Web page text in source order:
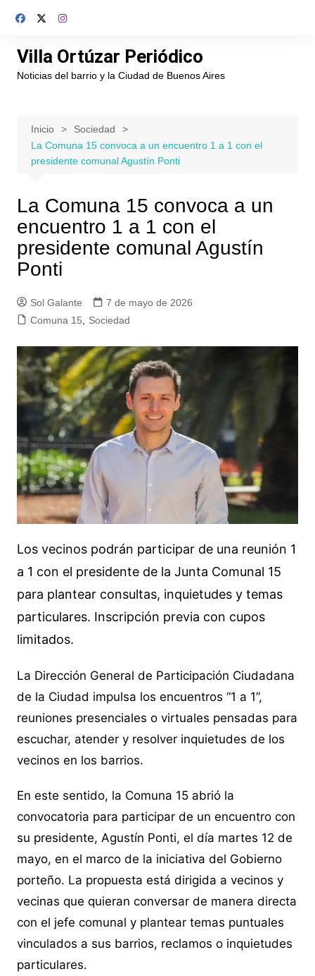
Villa Ortúzar Periódico
Noticias del barrio y la Ciudad de Buenos Aires
Inicio
Sociedad
La Comuna 15 convoca a un encuentro 1 a 1 con el
presidente comunal Agustín Ponti
La Comuna 15 convoca a un
encuentro 1 a 1 con el
presidente comunal Agustín
Ponti
Sol Galante
7 de mayo de 2026
Comuna 15
Sociedad
Los vecinos podrán participar de una reunión 1
a 1 con el presidente de la Junta Comunal 15
para plantear consultas, inquietudes y temas
particulares. Inscripción previa con cupos
limitados.
La Dirección General de Participación Ciudadana
de la Ciudad impulsa los encuentros “1 a 1”,
reuniones presenciales o virtuales pensadas para
escuchar, atender y resolver inquietudes de los
vecinos en los barrios.
En este sentido, la Comuna 15 abrió la
convocatoria para participar de un encuentro con
su presidente, Agustín Ponti, el día martes 12 de
mayo, en el marco de la iniciativa del Gobierno
porteño. La propuesta está dirigida a vecinos y
vecinas que quieran conversar de manera directa
con el jefe comunal y plantear temas puntuales
vinculados a sus barrios, reclamos o inquietudes
particulares.